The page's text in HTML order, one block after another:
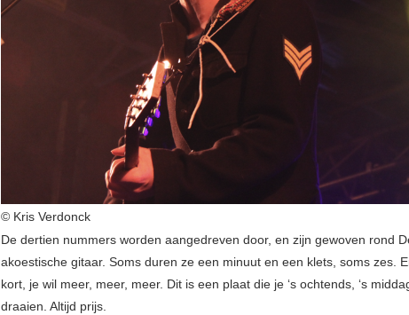
© Kris Verdonck
De dertien nummers worden aangedreven door, en zijn gewoven rond
akoestische gitaar. Soms duren ze een minuut en een klets, soms zes.
kort, je wil meer, meer, meer. Dit is een plaat die je ‘s ochtends, ‘s
draaien. Altijd prijs.